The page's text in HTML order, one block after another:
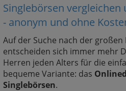
Singlebörsen vergleichen
- anonym und ohne
Auf der Suche nach der großen
entscheiden sich immer mehr
Herren jeden Alters für die
bequeme Variante: das
Singlebörsen.